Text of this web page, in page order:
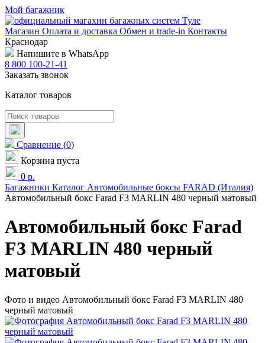
Мой багажник
Магазин Оплата и доставка Обмен и trade-in Контакты
Краснодар
Напишите в WhatsApp
8 800 100-21-41
Заказать звонок
Каталог товаров
Сравнение (0)
Корзина пуста
0 р.
Багажники Каталог Автомобильные боксы FARAD (Италия)
Автомобильный бокс Farad F3 MARLIN 480 черный матовый
Автомобильный бокс Farad
F3 MARLIN 480 черный
матовый
Фото и видео Автомобильный бокс Farad F3 MARLIN 480
черный матовый